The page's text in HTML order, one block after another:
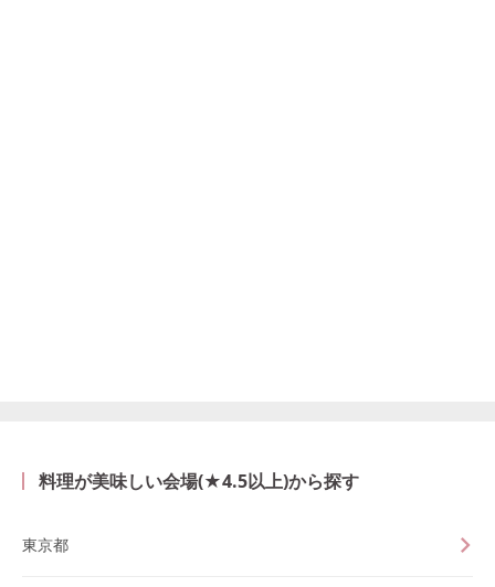
料理が美味しい会場(★4.5以上)から探す
東京都